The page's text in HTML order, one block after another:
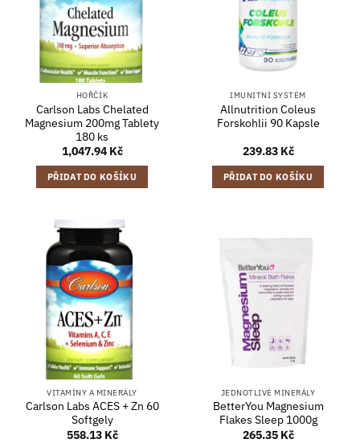
HOŘČÍK
Carlson Labs Chelated
Magnesium 200mg Tablety
180 ks
1,047.94 Kč
PŘIDAT DO KOŠÍKU
IMUNITNÍ SYSTÉM
Allnutrition Coleus
Forskohlii 90 Kapsle
239.83 Kč
PŘIDAT DO KOŠÍKU
VITAMÍNY A MINERÁLY
Carlson Labs ACES + Zn 60
Softgely
558.13 Kč
JEDNOTLIVÉ MINERÁLY
BetterYou Magnesium
Flakes Sleep 1000g
265.35 Kč